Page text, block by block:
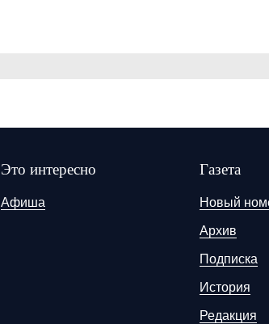
Это интересно
Афиша
Газета
Новый
Архив
Подписка
История
Редакция